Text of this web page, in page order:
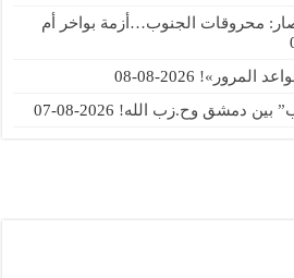
محروقات الجنوب…أزمة بواخر أم
المرور»! 2026-08-08
بين دمشق وح.زب الله! 2026-08-07